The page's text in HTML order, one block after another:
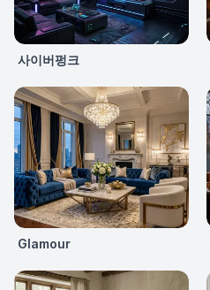
사이버펑크
Glamour